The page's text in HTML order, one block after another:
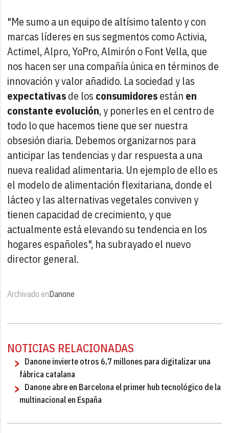
"Me sumo a un equipo de altísimo talento y con
marcas líderes en sus segmentos como Activia,
Actimel, Alpro, YoPro, Almirón o Font Vella, que
nos hacen ser una compañía única en términos de
innovación y valor añadido. La sociedad y las
expectativasde los consumidoresestán en
constante evolución, y ponerles en el centro de
todo lo que hacemos tiene que ser nuestra
obsesión diaria. Debemos organizarnos para
anticipar las tendencias y dar respuesta a una
nueva realidad alimentaria. Un ejemplo de ello es
el modelo de alimentación flexitariana, donde el
lácteo y las alternativas vegetales conviven y
tienen capacidad de crecimiento, y que
actualmente está elevando su tendencia en los
hogares españoles", ha subrayado el nuevo
director general.
Archivado enDanone
NOTICIAS RELACIONADAS
Danone invierte otros 6,7 millones para digitalizar una
fábrica catalana
Danone abre en Barcelona el primer hub tecnológico de la
multinacional en España